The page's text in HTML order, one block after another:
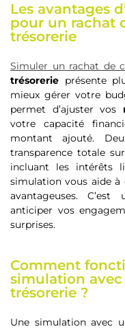
Les avantages
pour un rachat
trésorerie
Simuler un rachat de
trésorerie présente
mieux gérer votre
permet d’ajuster vos
votre capacité
montant ajouté.
transparence totale
incluant les intérêts
simulation vous aide à
avantageuses.
anticiper vos
surprises.
Comment
simulation
trésorerie ?
Une simulation avec